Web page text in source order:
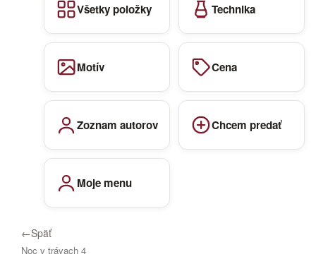
Všetky položky Technika
Motív Cena
Zoznam autorov Chcem predať
Moje menu
←Späť
Noc v trávach 4